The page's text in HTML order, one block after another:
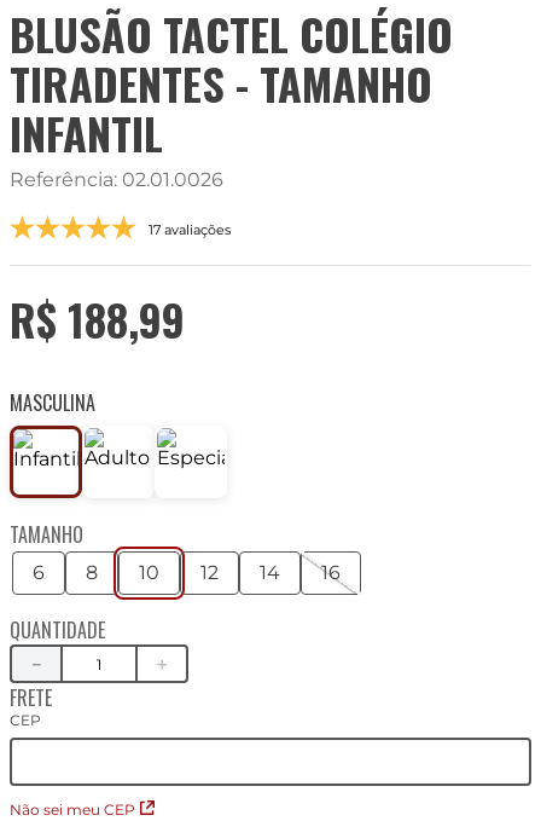
BLUSÃO TACTEL COLÉGIO
TIRADENTES - TAMANHO
INFANTIL
Referência: 02.01.0026
17 avaliações
R$ 188,99
MASCULINA
TAMANHO
6 8 10 12 14 16
QUANTIDADE
＋
－
FRETE
CEP
Não sei meu CEP